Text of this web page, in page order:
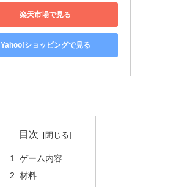
楽天市場で見る
Yahoo!ショッピングで見る
目次
ゲーム内容
材料